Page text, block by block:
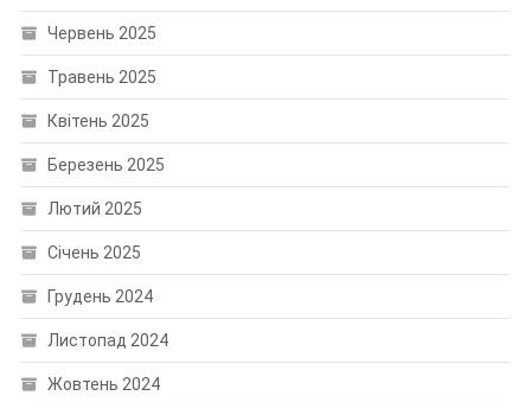
Червень 2025
Травень 2025
Квітень 2025
Березень 2025
Лютий 2025
Січень 2025
Грудень 2024
Листопад 2024
Жовтень 2024